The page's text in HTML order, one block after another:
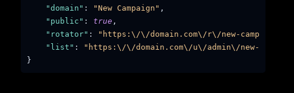
"domain" : "New Campaign" ,
"public" : true ,
"rotator" : "https:\/\/domain.com\/r\/new-campaign"
"list" :
"https:\/\/domain.com\/u\/admin\/new-
}